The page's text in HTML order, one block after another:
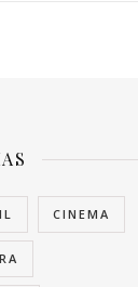
CINEMA